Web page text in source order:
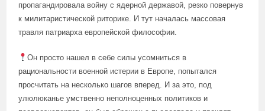
пропагандировала войну с ядерной державой, резко повернув
к милитаристической риторике. И тут началась массовая
травля патриарха европейской философии.
Он просто нашел в себе силы усомниться в
рациональности военной истерии в Европе, попытался
просчитать на несколько шагов вперед. И за это, под
улюлюканье умственно неполноценных политиков и